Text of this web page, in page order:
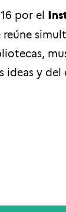
por el
ideas y